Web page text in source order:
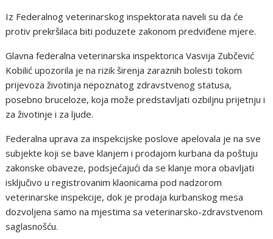
Iz Federalnog veterinarskog inspektorata naveli su da će
protiv prekršilaca biti poduzete zakonom predviđene mjere.
Glavna federalna veterinarska inspektorica Vasvija Zubčević
Kobilić upozorila je na rizik širenja zaraznih bolesti tokom
prijevoza životinja nepoznatog zdravstvenog statusa,
posebno bruceloze, koja može predstavljati ozbiljnu prijetnju i
za životinje i za ljude.
Federalna uprava za inspekcijske poslove apelovala je na sve
subjekte koji se bave klanjem i prodajom kurbana da poštuju
zakonske obaveze, podsjećajući da se klanje mora obavljati
isključivo u registrovanim klaonicama pod nadzorom
veterinarske inspekcije, dok je prodaja kurbanskog mesa
dozvoljena samo na mjestima sa veterinarsko-zdravstvenom
saglasnošću.